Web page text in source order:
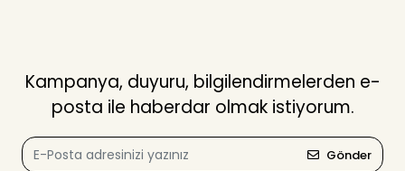
Kampanya, duyuru, bilgilendirmelerden e-
posta ile haberdar olmak istiyorum.
Gönder